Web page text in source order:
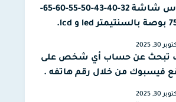
مقاس شاشة 32-40-43-50-55-60-65-
30, 2025
تبحث عن حساب أي شخص على
فيسبوك من خلال رقم هاتفه .
30, 2025